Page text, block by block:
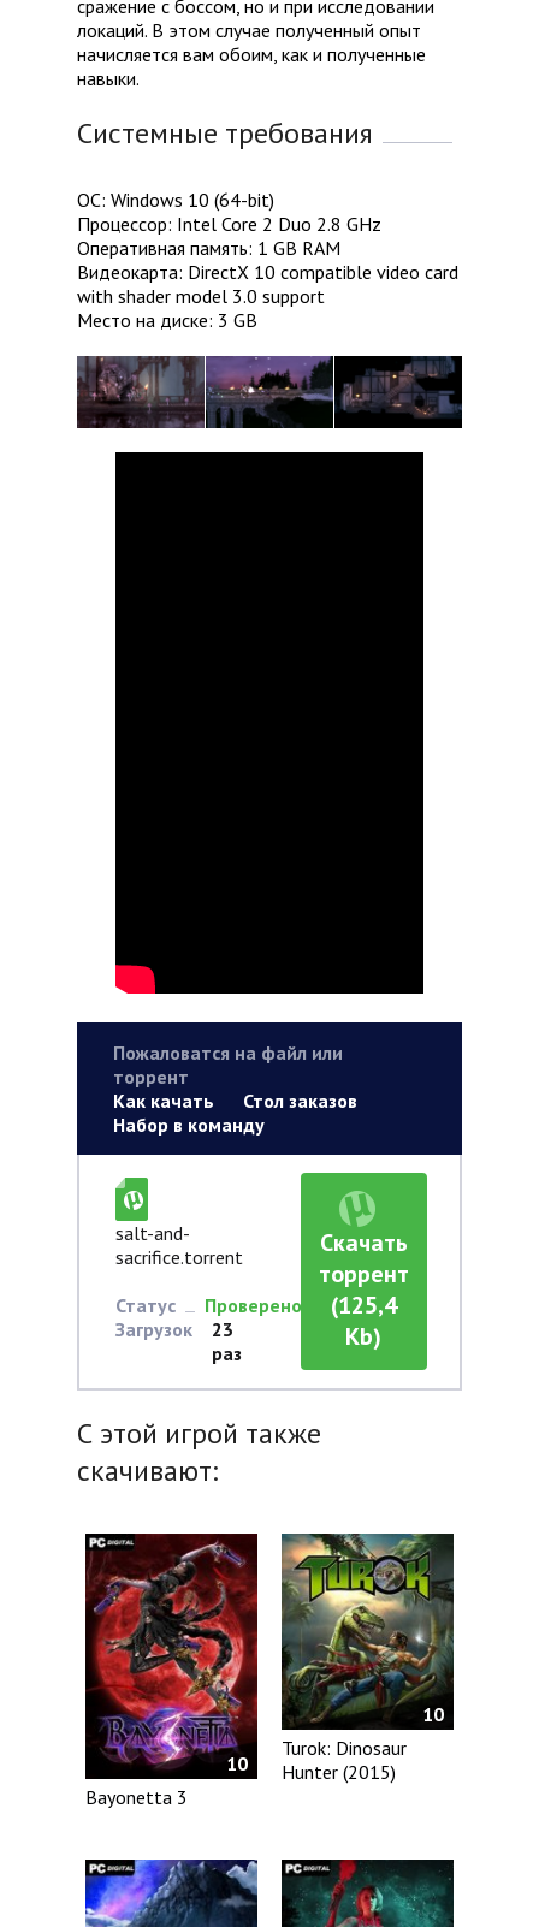
сражение с боссом, но и при исследовании
локаций. В этом случае полученный опыт
начисляется вам обоим, как и полученные
навыки.
Системные требования
ОС: Windows 10 (64-bit)
Процессор: Intel Core 2 Duo 2.8 GHz
Оперативная память: 1 GB RAM
Видеокарта: DirectX 10 compatible video card
with shader model 3.0 support
Место на диске: 3 GB
Пожаловатся на файл или
торрент
Как качать
Стол заказов
Набор в команду
salt-and-
sacrifice.torrent
Статус
Проверено
Загрузок
23
раз
Скачать
торрент
(125,4
Kb)
С этой игрой также
скачивают:
10
Bayonetta 3
10
Turok: Dinosaur
Hunter (2015)